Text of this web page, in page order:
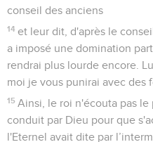
conseil des anciens
14 et leur dit, d'après le
a imposé une domination
rendrai plus lourde encore.
moi je vous punirai avec des
15 Ainsi, le roi n'écouta pas
conduit par Dieu pour que
l'Eternel avait dite par